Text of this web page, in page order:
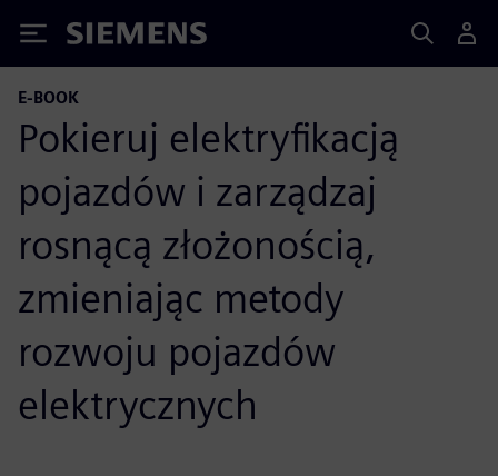
Siemens
E-BOOK
Pokieruj elektryfikacją
pojazdów i zarządzaj
rosnącą złożonością,
zmieniając metody
rozwoju pojazdów
elektrycznych